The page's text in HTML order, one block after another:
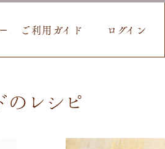
ご利用ガイド ログイン
のレシピ